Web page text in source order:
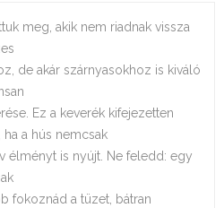
meg, akik nem riadnak vissza
de akár szárnyasokhoz is kiváló
Ez a keverék kifejezetten
a hús nemcsak
élményt is nyújt. Ne feledd: egy
fokoznád a tüzet, bátran